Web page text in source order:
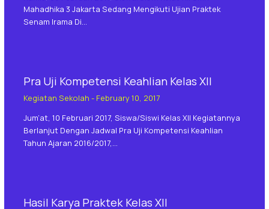
Mahadhika 3 Jakarta Sedang Mengikuti Ujian Praktek
Senam Irama Di…
Pra Uji Kompetensi Keahlian Kelas XII
Kegiatan Sekolah - February 10, 2017
Jum’at, 10 Februari 2017, Siswa/siswi Kelas XII Kegiatannya
Berlanjut Dengan Jadwal Pra Uji Kompetensi Keahlian
Tahun Ajaran 2016/2017,…
Hasil Karya Praktek Kelas XII